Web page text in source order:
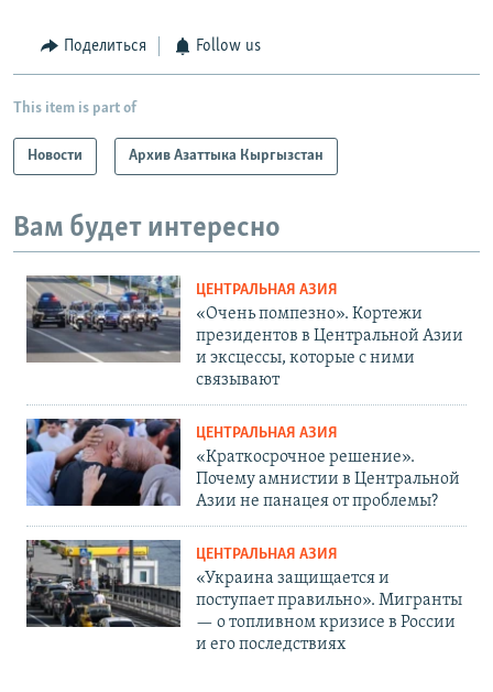
Поделиться Follow us
This item is part of
Новости Архив Азаттыка Кыргызстан
Вам будет интересно
ЦЕНТРАЛЬНАЯ АЗИЯ
«Очень помпезно». Кортежи
президентов в Центральной Азии
и эксцессы, которые с ними
связывают
ЦЕНТРАЛЬНАЯ АЗИЯ
«Краткосрочное решение».
Почему амнистии в Центральной
Азии не панацея от проблемы?
ЦЕНТРАЛЬНАЯ АЗИЯ
«Украина защищается и
поступает правильно». Мигранты
— о топливном кризисе в России
и его последствиях